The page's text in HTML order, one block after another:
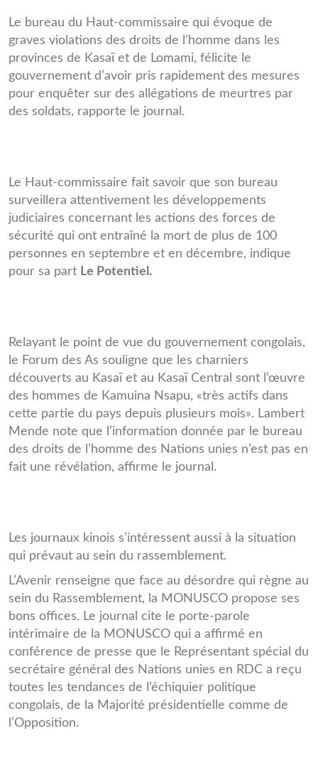
Le bureau du Haut-commissaire qui évoque de
graves violations des droits de l’homme dans les
provinces de Kasaï et de Lomami, félicite le
gouvernement d’avoir pris rapidement des mesures
pour enquêter sur des allégations de meurtres par
des soldats, rapporte le journal.
Le Haut-commissaire fait savoir que son bureau
surveillera attentivement les développements
judiciaires concernant les actions des forces de
sécurité qui ont entraîné la mort de plus de 100
personnes en septembre et en décembre, indique
pour sa part Le Potentiel.
Relayant le point de vue du gouvernement congolais,
le Forum des As souligne que les charniers
découverts au Kasaï et au Kasaï Central sont l’œuvre
des hommes de Kamuina Nsapu, «très actifs dans
cette partie du pays depuis plusieurs mois». Lambert
Mende note que l’information donnée par le bureau
des droits de l’homme des Nations unies n’est pas en
fait une révélation, affirme le journal.
Les journaux kinois s’intéressent aussi à la situation
qui prévaut au sein du rassemblement.
L’Avenir renseigne que face au désordre qui règne au
sein du Rassemblement, la MONUSCO propose ses
bons offices. Le journal cite le porte-parole
intérimaire de la MONUSCO qui a affirmé en
conférence de presse que le Représentant spécial du
secrétaire général des Nations unies en RDC a reçu
toutes les tendances de l’échiquier politique
congolais, de la Majorité présidentielle comme de
l’Opposition.